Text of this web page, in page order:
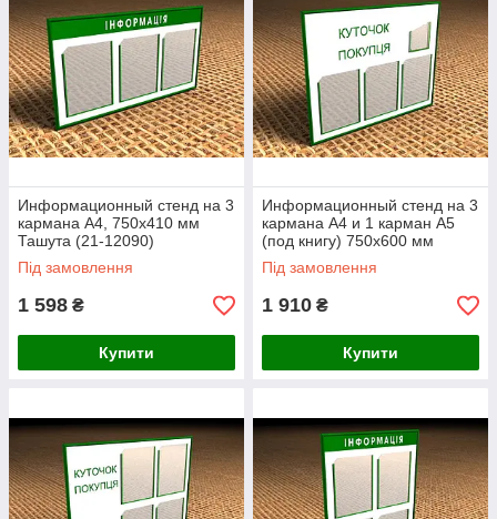
Информационный стенд на 3
кармана А4, 750х410 мм
Ташута (21-12090)
Під замовлення
1 598 ₴
Купити
Информационный стенд на 3
кармана А4 и 1 карман А5
(под книгу) 750х600 мм
Ташута (21-12060)
Під замовлення
1 910 ₴
Купити